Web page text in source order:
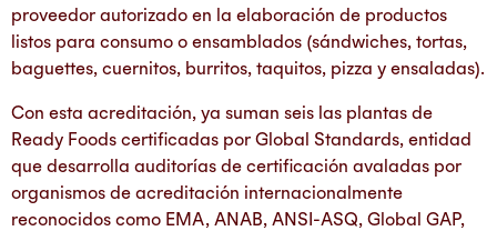
proveedor autorizado en la elaboración de productos
listos para consumo o ensamblados (sándwiches, tortas,
baguettes, cuernitos, burritos, taquitos, pizza y ensaladas).
Con esta acreditación, ya suman seis las plantas de
Ready Foods certificadas por Global Standards, entidad
que desarrolla auditorías de certificación avaladas por
organismos de acreditación internacionalmente
reconocidos como EMA, ANAB, ANSI-ASQ, Global GAP,